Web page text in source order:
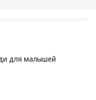
для малышей